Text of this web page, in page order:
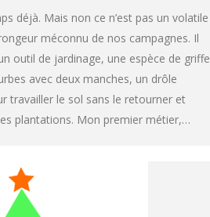
déjà. Mais non ce n’est pas un volatile
méconnu de nos campagnes. Il
outil de jardinage, une espèce de griffe
avec deux manches, un drôle
travailler le sol sans le retourner et
plantations. Mon premier métier,…